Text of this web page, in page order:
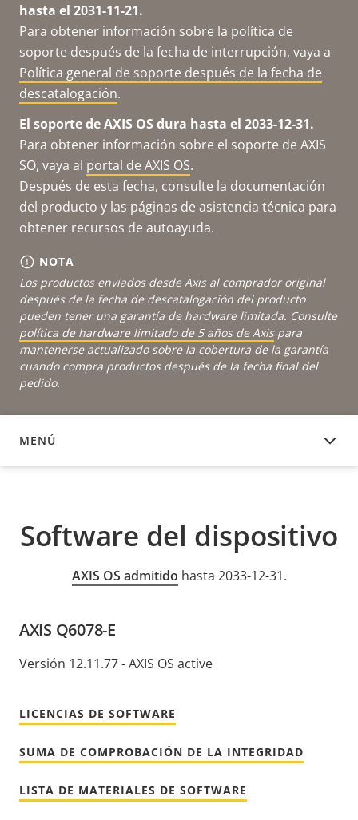
hasta el 2031-11-21.
Para obtener información sobre la política de
soporte después de la fecha de interrupción, vaya a
Política general de soporte después de la fecha de
descatalogación.
El soporte de AXIS OS dura hasta el 2033-12-31.
Para obtener información sobre el soporte de AXIS
SO, vaya al portal de AXIS OS.
Después de esta fecha, consulte la documentación
del producto y las páginas de asistencia técnica para
obtener recursos de autoayuda.
NOTA
Los productos enviados desde Axis al comprador original
después de la fecha de descatalogación del producto
pueden tener una garantía de hardware limitada. Consulte
política de hardware limitado de 5 años de Axispara
mantenerse actualizado sobre la cobertura de la garantía
cuando compra productos después de la fecha final del
pedido.
MENÚ
SOFTWARE DEL DISPOSITIVO
Software del dispositivo
AXIS OS admitido hasta 2033-12-31.
AXIS Q6078-E
Versión 12.11.77 - AXIS OS active
LICENCIAS DE SOFTWARE
SUMA DE COMPROBACIÓN DE LA INTEGRIDAD
LISTA DE MATERIALES DE SOFTWARE